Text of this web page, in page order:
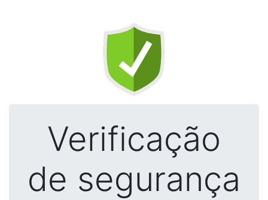
Verificação
de segurança